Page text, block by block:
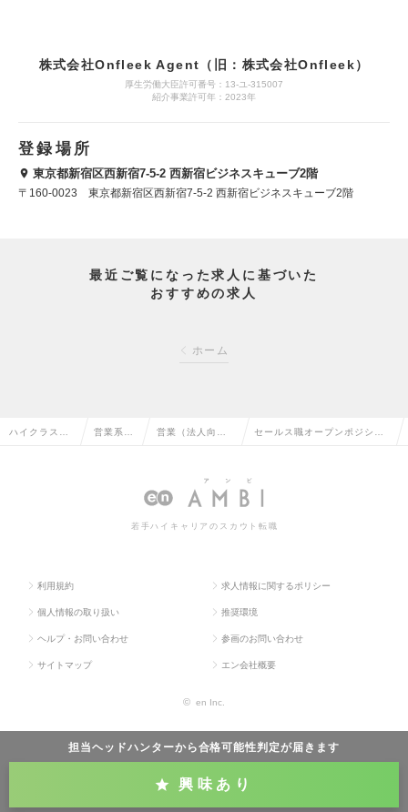
株式会社Onfleek Agent（旧：株式会社Onfleek）
厚生労働大臣許可番号：13-ユ-315007
紹介事業許可年：2023年
登録場所
東京都新宿区西新宿7-5-2 西新宿ビジネスキューブ2階
〒160-0023 東京都新宿区西新宿7-5-2 西新宿ビジネスキューブ2階
最近ご覧になった求人に基づいた
おすすめの求人
ホーム
担当ヘッドハンターから合格可能性判定が届きます
興味あり
ハイクラス求 営業系の 営業（法人向 セールス職オープンポジショ
若手ハイキャリアのスカウト転職
利用規約 求人情報に関するポリシー
個人情報の取り扱い 推奨環境
ヘルプ・お問い合わせ 参画のお問い合わせ
サイトマップ エン会社概要
© en Inc.